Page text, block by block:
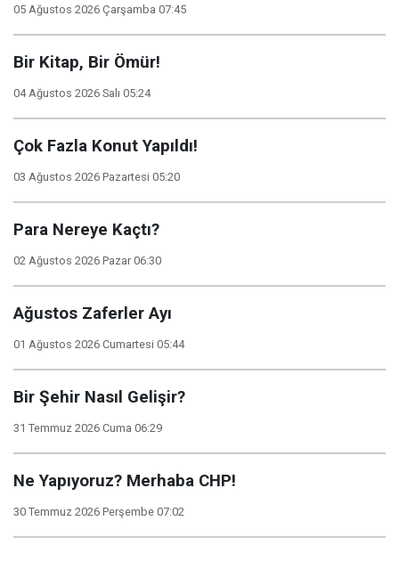
05 Ağustos 2026 Çarşamba 07:45
Bir Kitap, Bir Ömür!
04 Ağustos 2026 Salı 05:24
Çok Fazla Konut Yapıldı!
03 Ağustos 2026 Pazartesi 05:20
Para Nereye Kaçtı?
02 Ağustos 2026 Pazar 06:30
Ağustos Zaferler Ayı
01 Ağustos 2026 Cumartesi 05:44
Bir Şehir Nasıl Gelişir?
31 Temmuz 2026 Cuma 06:29
Ne Yapıyoruz? Merhaba CHP!
30 Temmuz 2026 Perşembe 07:02